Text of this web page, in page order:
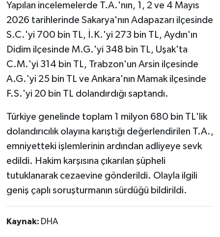
Yapılan incelemelerde T.A.'nın, 1, 2 ve 4 Mayıs
2026 tarihlerinde Sakarya'nın Adapazarı ilçesinde
S.C.'yi 700 bin TL, İ.K.'yi 273 bin TL, Aydın'ın
Didim ilçesinde M.G.'yi 348 bin TL, Uşak'ta
C.M.'yi 314 bin TL, Trabzon'un Arsin ilçesinde
A.G.'yi 25 bin TL ve Ankara'nın Mamak ilçesinde
F.S.'yi 20 bin TL dolandırdığı saptandı.
Türkiye genelinde toplam 1 milyon 680 bin TL'lik
dolandırıcılık olayına karıştığı değerlendirilen T.A.,
emniyetteki işlemlerinin ardından adliyeye sevk
edildi. Hakim karşısına çıkarılan şüpheli
tutuklanarak cezaevine gönderildi. Olayla ilgili
geniş çaplı soruşturmanın sürdüğü bildirildi.
Kaynak: DHA